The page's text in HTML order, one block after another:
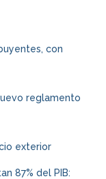
con
reglamento
exterior
87% del PIB: